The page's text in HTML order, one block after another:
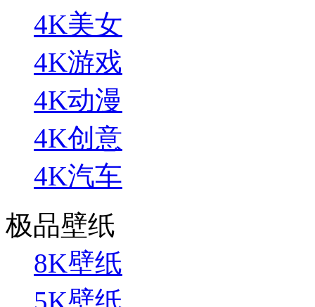
4K美女
4K游戏
4K动漫
4K创意
4K汽车
极品壁纸
8K壁纸